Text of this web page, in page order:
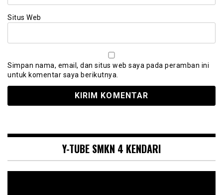
Situs Web
Simpan nama, email, dan situs web saya pada peramban ini
untuk komentar saya berikutnya.
Y-TUBE SMKN 4 KENDARI